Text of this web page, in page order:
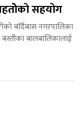
सहयोग
बर्दिबास नगरपालिका
बालबालिकालाई